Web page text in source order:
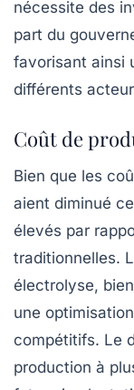
nécessite des
part du
favorisant ainsi
différents
Coût de
Bien que les
aient diminué
élevés par
traditionnelles.
électrolyse,
une
compétitifs. Le
production à